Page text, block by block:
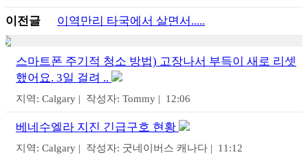
이전글 이역만리 타국에서 살면서.....
스마트폰 주기적 청소 방법) 고장나서 부득이 새로 리셋
했어요. 3일 걸려 ..
지역: Calgary | 작성자: Tommy | 12:06
베네수엘라 지진 긴급구호 현황
지역: Calgary | 작성자: 굿네이버스 캐나다 | 11:12